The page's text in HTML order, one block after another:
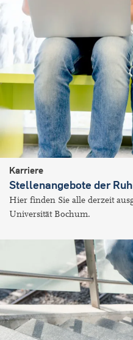
Karriere
Stellenangebote der
Hier finden Sie alle derzeit
Universität Bochum.